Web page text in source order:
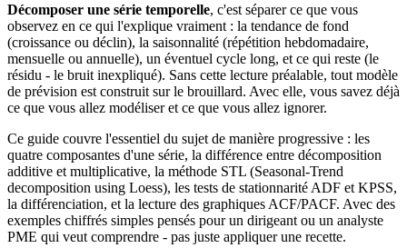
Décomposer une série temporelle, c'est séparer ce que vous
observez en ce qui l'explique vraiment : la tendance de fond
(croissance ou déclin), la saisonnalité (répétition hebdomadaire,
mensuelle ou annuelle), un éventuel cycle long, et ce qui reste (le
résidu - le bruit inexpliqué). Sans cette lecture préalable, tout modèle
de prévision est construit sur le brouillard. Avec elle, vous savez déjà
ce que vous allez modéliser et ce que vous allez ignorer.
Ce guide couvre l'essentiel du sujet de manière progressive : les
quatre composantes d'une série, la différence entre décomposition
additive et multiplicative, la méthode STL (Seasonal-Trend
decomposition using Loess), les tests de stationnarité ADF et KPSS,
la différenciation, et la lecture des graphiques ACF/PACF. Avec des
exemples chiffrés simples pensés pour un dirigeant ou un analyste
PME qui veut comprendre - pas juste appliquer une recette.